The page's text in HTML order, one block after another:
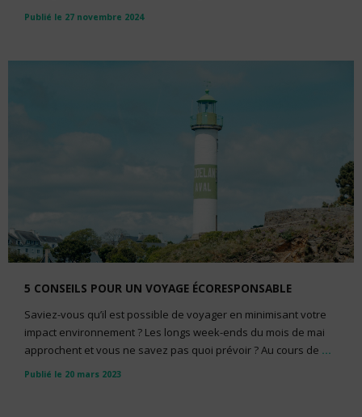
Publié le 27 novembre 2024
5 CONSEILS POUR UN VOYAGE ÉCORESPONSABLE
Saviez-vous qu’il est possible de voyager en minimisant votre
impact environnement ? Les longs week-ends du mois de mai
approchent et vous ne savez pas quoi prévoir ? Au cours de ...
Publié le 20 mars 2023